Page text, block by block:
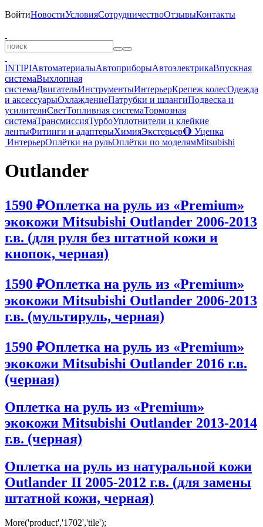
ВойтиНовостиУсловияСотрудничествоОтзывыКонтакты
INTIPIАвтоматериалыАвтоприборыАвтоэлектрикаВпускная
системаВыхлопная
системаДвигательИнструментыИнтерьерКрепеж колесОдежда
и аксессуарыОхлаждениеПатрубки и шлангиПодвеска и
усилителиСветТопливная системаТормозная
системаТрансмиссияТурбоУплотнители и клейкие
лентыФитинги и адаптерыХимияЭкстерьер🔴 Уценка
ИнтерьерОплётки на рульОплётки по моделямMitsubishi
Outlander
1590 ₽Оплетка на руль из «Premium»
экокожи Mitsubishi Outlander 2006-2013
г.в. (для руля без штатной кожи и
кнопок, черная)
1590 ₽Оплетка на руль из «Premium»
экокожи Mitsubishi Outlander 2006-2013
г.в. (мультируль, черная)
1590 ₽Оплетка на руль из «Premium»
экокожи Mitsubishi Outlander 2016 г.в.
(черная)
Оплетка на руль из «Premium»
экокожи Mitsubishi Outlander 2013-2014
г.в. (черная)
Оплетка на руль из натуральной кожи
Outlander II 2005-2012 г.в. (для замены
штатной кожи, черная)
More('product','1702','tile');